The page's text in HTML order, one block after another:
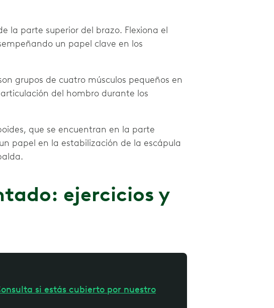
la parte superior del brazo. Flexiona el
un papel clave en los
grupos de cuatro músculos pequeños en
del hombro durante los
que se encuentran en la parte
papel en la estabilización de la escápula
ejercicios y
si estás cubierto por nuestro